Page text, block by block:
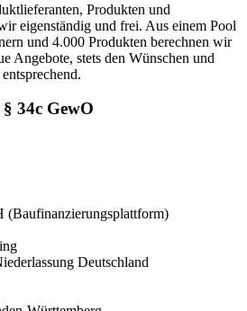
Produkten und
eigenständig und frei. Aus einem Pool
und 4.000 Produkten berechnen wir
Angebote, stets den Wünschen und
34c GewO
Deutschland